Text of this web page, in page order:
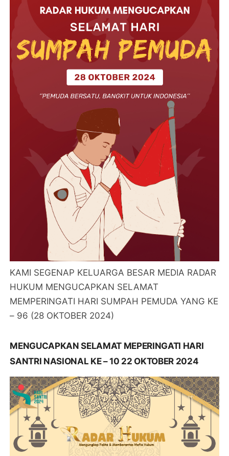
KAMI SEGENAP KELUARGA BESAR MEDIA RADAR
HUKUM MENGUCAPKAN SELAMAT
MEMPERINGATI HARI SUMPAH PEMUDA YANG KE
– 96 (28 OKTOBER 2024)
MENGUCAPKAN SELAMAT MEPERINGATI HARI
SANTRI NASIONAL KE – 10 22 OKTOBER 2024